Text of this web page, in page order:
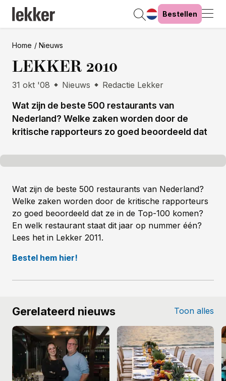
Bestellen
Home Nieuws
LEKKER 2010
31 okt '08 Nieuws Redactie Lekker
Wat zijn de beste 500 restaurants van
Nederland? Welke zaken worden door de
kritische rapporteurs zo goed beoordeeld dat
Wat zijn de beste 500 restaurants van Nederland?
Welke zaken worden door de kritische rapporteurs
zo goed beoordeeld dat ze in de Top-100 komen?
En welk restaurant staat dit jaar op nummer één?
Lees het in Lekker 2011.
Bestel hem hier!
Gerelateerd nieuws Toon alles